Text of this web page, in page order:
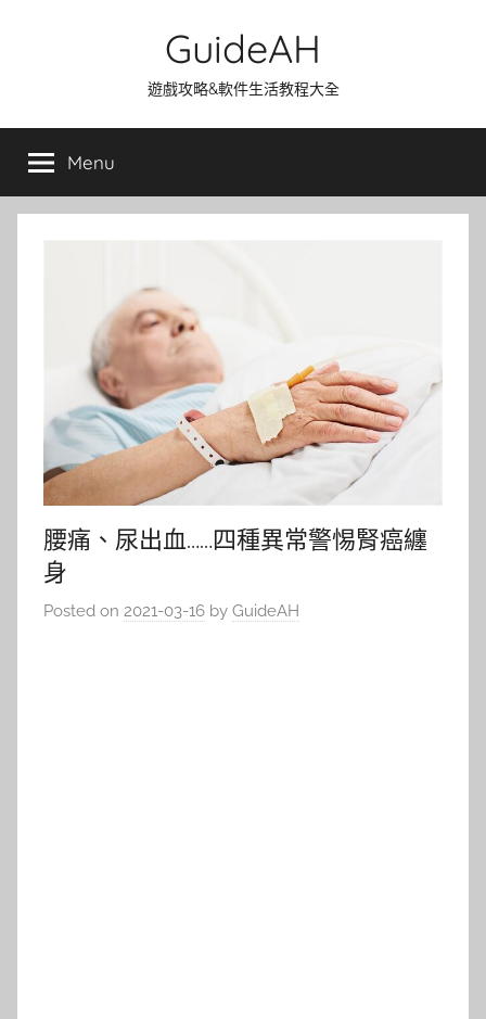
GuideAH
遊戲攻略&軟件生活教程大全
Menu
腰痛、尿出血……四種異常警惕腎癌纏
身
Posted on 2021-03-16 by GuideAH